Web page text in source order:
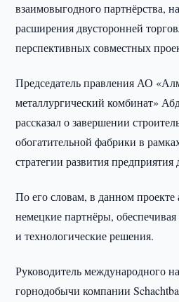
взаимовыгодного партнёрства,
расширения двусторонней
перспективных совместных
Председатель правления АО
металлургический комбинат»
рассказал о завершении
обогатительной фабрики в
стратегии развития предприятия
По его словам, в данном проекте
немецкие партнёры,
и технологические решения.
Руководитель международного
горнодобычи компании